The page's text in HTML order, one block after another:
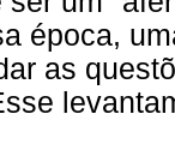
época,
as